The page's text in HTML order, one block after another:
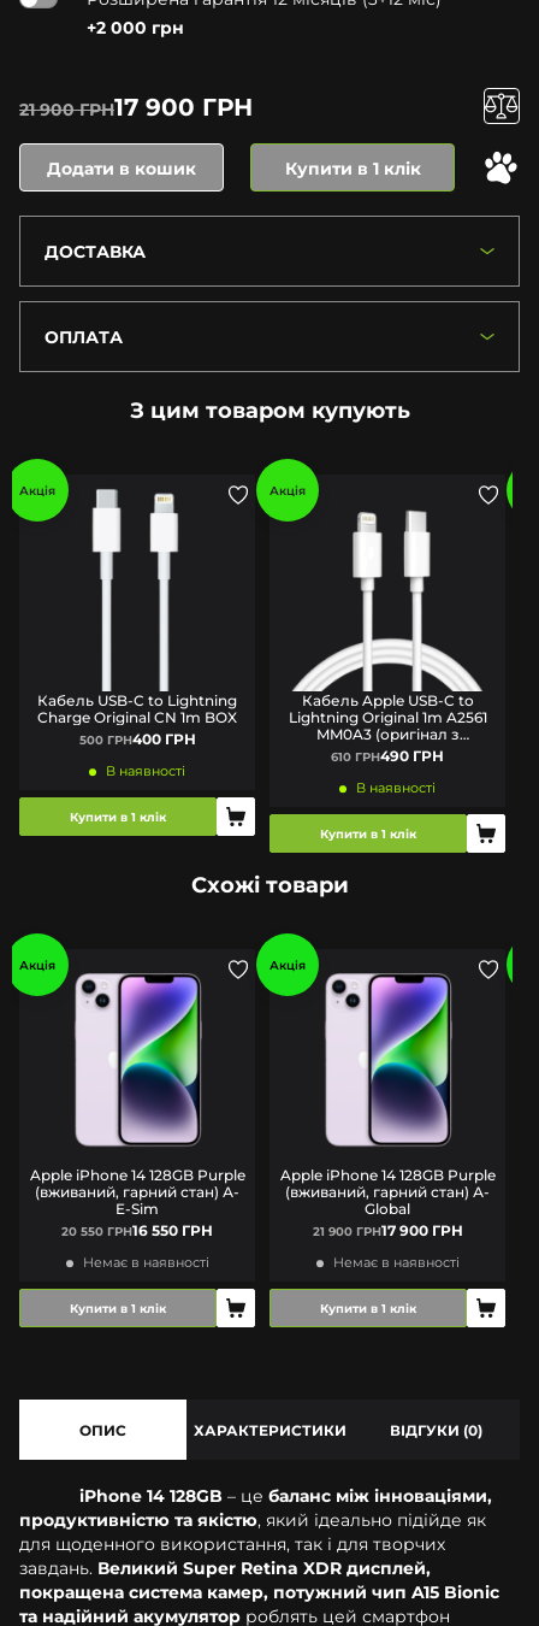
+2 000 грн
21 900 ГРН17 900 ГРН
Додати в кошик Купити в 1 клік
ДОСТАВКА
ОПЛАТА
З цим товаром купують
Акція
Кабель USB-C to Lightning
Charge Original CN 1m BOX
500 ГРН400 ГРН
В наявності
Купити в 1 клік
Акція
Кабель Apple USB-C to
Lightning Original 1m A2561
MM0A3 (оригінал з
комплекту)
610 ГРН490 ГРН
В наявності
Купити в 1 клік
Схожі товари
Акція
Apple iPhone 14 128GB Purple
(вживаний, гарний стан) А-
E-Sim
20 550 ГРН16 550 ГРН
Немає в наявності
Купити в 1 клік
Акція
Apple iPhone 14 128GB Purple
(вживаний, гарний стан) А-
Global
21 900 ГРН17 900 ГРН
Немає в наявності
Купити в 1 клік
ОПИС ХАРАКТЕРИСТИКИ ВІДГУКИ (0)
iPhone 14 128GB – це баланс між інноваціями,
продуктивністю та якістю, який ідеально підійде як
для щоденного використання, так і для творчих
завдань. Великий Super Retina XDR дисплей,
покращена система камер, потужний чип A15 Bionic
та надійний акумулятор роблять цей смартфон